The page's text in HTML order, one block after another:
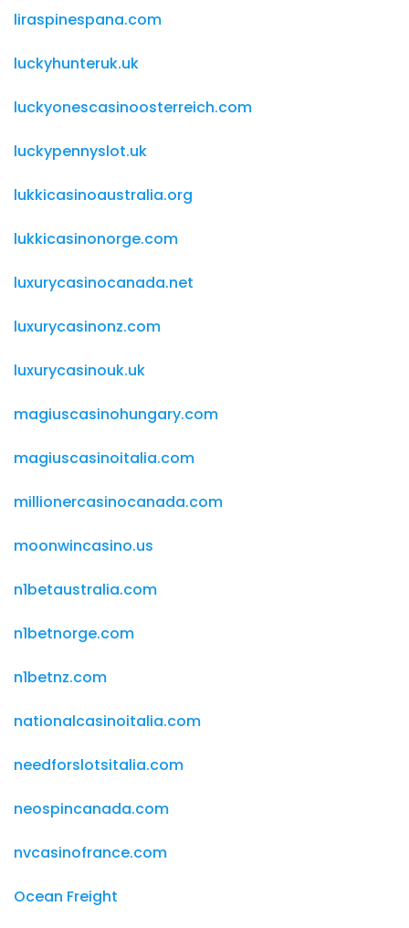
liraspinespana.com
luckyhunteruk.uk
luckyonescasinoosterreich.com
luckypennyslot.uk
lukkicasinoaustralia.org
lukkicasinonorge.com
luxurycasinocanada.net
luxurycasinonz.com
luxurycasinouk.uk
magiuscasinohungary.com
magiuscasinoitalia.com
millionercasinocanada.com
moonwincasino.us
n1betaustralia.com
n1betnorge.com
n1betnz.com
nationalcasinoitalia.com
needforslotsitalia.com
neospincanada.com
nvcasinofrance.com
Ocean Freight